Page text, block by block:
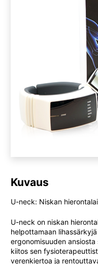
Kuvaus
U-neck: Niskan
U-neck on niskan
helpottamaan
ergonomisuuden
kiitos sen
verenkiertoa ja